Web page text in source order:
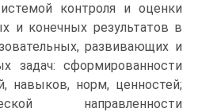
контроля и оценки
и конечных результатов в
развивающих и
задач: сформированности
навыков, норм, ценностей;
направленности